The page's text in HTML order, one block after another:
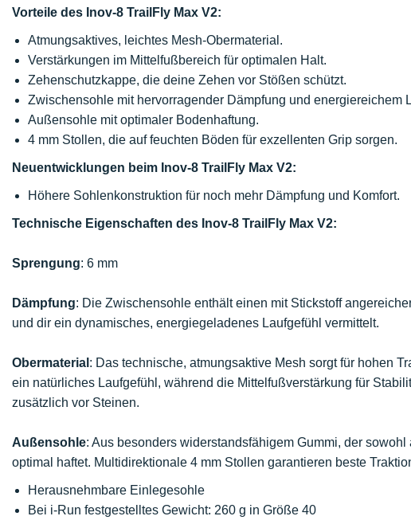
Vorteile des Inov-8 TrailFly Max V2:
Atmungsaktives, leichtes Mesh-Obermaterial.
Verstärkungen im Mittelfußbereich für optimalen Halt.
Zehenschutzkappe, die deine Zehen vor Stößen schützt.
Zwischensohle mit hervorragender Dämpfung und energiereichem
Außensohle mit optimaler Bodenhaftung.
4 mm Stollen, die auf feuchten Böden für exzellenten Grip sorgen.
Neuentwicklungen beim Inov-8 TrailFly Max V2:
Höhere Sohlenkonstruktion für noch mehr Dämpfung und Komfort.
Technische Eigenschaften des Inov-8 TrailFly Max V2:
Sprengung: 6 mm
Dämpfung: Die Zwischensohle enthält einen mit Stickstoff
und dir ein dynamisches, energiegeladenes Laufgefühl vermittelt.
Obermaterial : Das technische, atmungsaktive Mesh sorgt für hohen
ein natürliches Laufgefühl, während die Mittelfußverstärkung für
zusätzlich vor Steinen.
Außensohle: Aus besonders widerstandsfähigem Gummi, der
optimal haftet. Multidirektionale 4 mm Stollen garantieren beste
Herausnehmbare Einlegesohle
Bei i-Run festgestelltes Gewicht: 260 g in Größe 40